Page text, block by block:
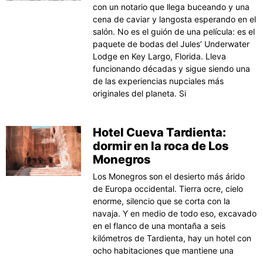
con un notario que llega buceando y una
cena de caviar y langosta esperando en el
salón. No es el guión de una película: es el
paquete de bodas del Jules’ Underwater
Lodge en Key Largo, Florida. Lleva
funcionando décadas y sigue siendo una
de las experiencias nupciales más
originales del planeta. Si
Hotel Cueva Tardienta:
dormir en la roca de Los
Monegros
Los Monegros son el desierto más árido
de Europa occidental. Tierra ocre, cielo
enorme, silencio que se corta con la
navaja. Y en medio de todo eso, excavado
en el flanco de una montaña a seis
kilómetros de Tardienta, hay un hotel con
ocho habitaciones que mantiene una